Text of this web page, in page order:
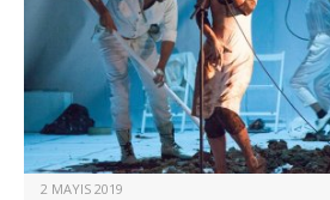
2 MAYIS 2019